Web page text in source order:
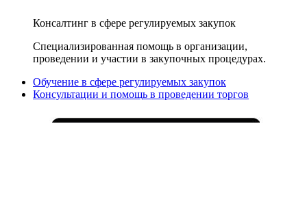
Консалтинг в сфере регулируемых закупок
Специализированная помощь в организации,
проведении и участии в закупочных процедурах.
Обучение в сфере регулируемых закупок
Консультации и помощь в проведении торгов